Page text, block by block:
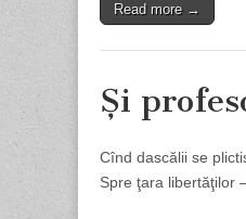
Read more →
Și
Cînd dascălii se
Spre ţara libertăţilor